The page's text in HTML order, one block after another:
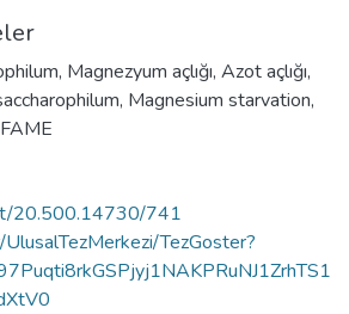
, Magnezyum açlığı, Azot açlığı,
, Magnesium starvation,
FAME
20.500.14730/741
TezGoster?